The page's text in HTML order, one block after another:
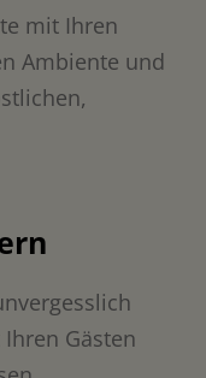
mit Ihren
Ambiente und
Gästen